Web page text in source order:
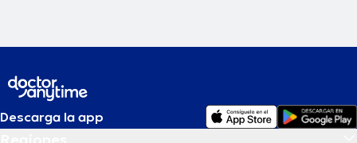
Descarga la app